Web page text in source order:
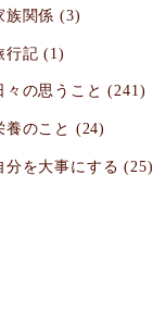
族関係 (3)
行記 (1)
々の思うこと (241)
養のこと (24)
分を大事にする (25)